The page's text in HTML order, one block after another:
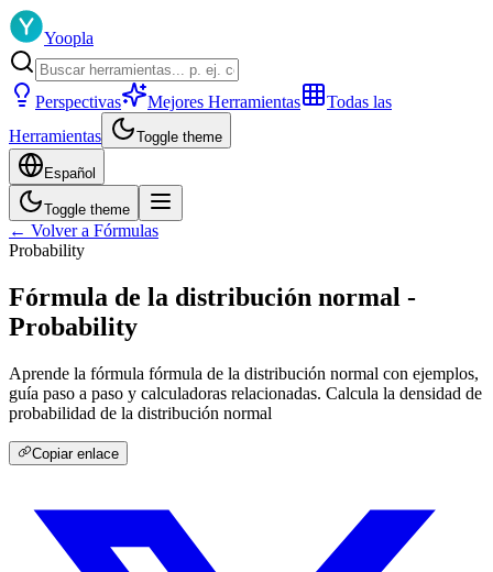
Yoopla
Perspectivas Mejores Herramientas
Todas las
Herramientas
Toggle theme
Español
Toggle theme
← Volver a Fórmulas
Probability
Fórmula de la distribución normal -
Probability
Aprende la fórmula fórmula de la distribución normal con ejemplos,
guía paso a paso y calculadoras relacionadas. Calcula la densidad de
probabilidad de la distribución normal
Copiar enlace